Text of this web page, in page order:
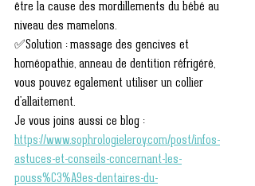
être la cause des mordillements du bébé au
niveau des mamelons.
✅Solution : massage des gencives et
homéopathie, anneau de dentition réfrigéré,
vous pouvez egalement utiliser un collier
d'allaitement.
Je vous joins aussi ce blog :
https://www.sophrologieleroy.com/post/infos-
astuces-et-conseils-concernant-les-
pouss%C3%A9es-dentaires-du-